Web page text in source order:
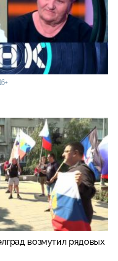
возмутил рядовых